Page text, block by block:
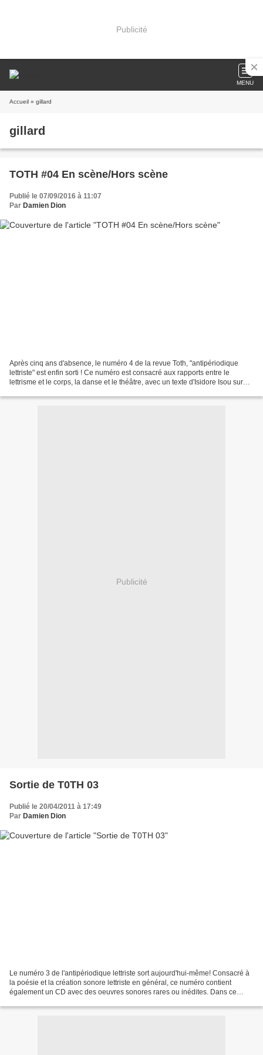
Publicité
MENU
Accueil » gillard
gillard
TOTH #04 En scène/Hors scène
Publié le 07/09/2016 à 11:07
Par Damien Dion
Après cinq ans d'absence, le numéro 4 de la revue Toth, "antipériodique
lettriste" est enfin sorti ! Ce numéro est consacré aux rapports entre le
lettrisme et le corps, la danse et le théâtre, avec un texte d'Isidore Isou sur
Publicité
Sortie de T0TH 03
Publié le 20/04/2011 à 17:49
Par Damien Dion
Le numéro 3 de l'antipériodique lettriste sort aujourd'hui-même! Consacré à
la poésie et la création sonore lettriste en général, ce numéro contient
également un CD avec des oeuvres sonores rares ou inédites. Dans ce